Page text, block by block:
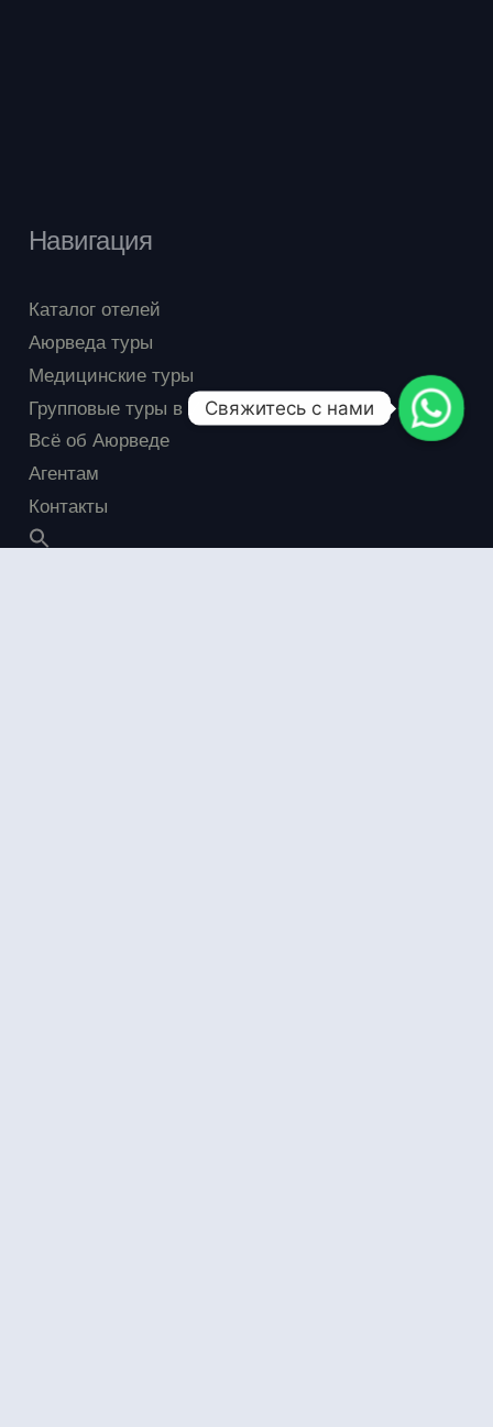
Навигация
Каталог отелей
Аюрведа туры
Медицинские туры
Групповые туры в Индию
Всё об Аюрведе
Агентам
Контакты
Свяжитесь с нами